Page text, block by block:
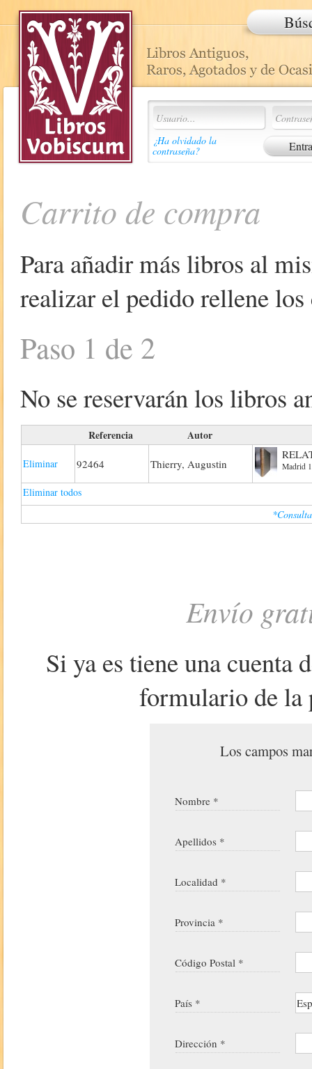
¿Ha olvidado la
contraseña?
Carrito de compra
Para añadir más libros al
realizar el pedido rellene
Paso 1 de 2
No se reservarán los libros
Referencia Autor
Eliminar 92464 Thierry, Augustin Madrid
Eliminar todos
Envío
Si ya es tiene una cuenta
formulario de la
Los campos
Nombre *
Apellidos *
Localidad *
Provincia *
Código Postal *
País *
Dirección *